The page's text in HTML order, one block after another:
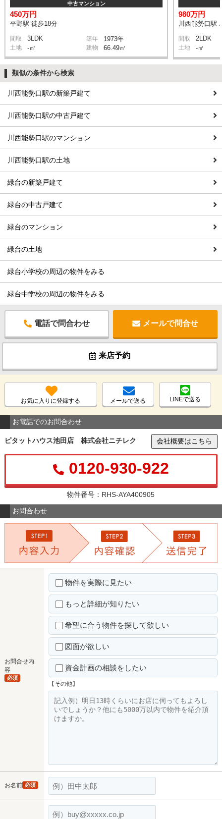
中古マンション
450万円
平野駅 徒歩18分
間取 3LDK 築年 1973年
土地 -㎡ 建物 66.49㎡
980万円
川西能勢口駅
間取 2LDK
土地 -㎡
類似の条件から検索
川西能勢口駅の新築戸建て
川西能勢口駅の中古戸建て
川西能勢口駅のマンション
川西能勢口駅の土地
緑台の新築戸建て
緑台の中古戸建て
緑台のマンション
緑台の土地
緑台小学校の周辺の物件をみる
緑台中学校の周辺の物件をみる
電話で問合わせ メールで問合せ
来店予約
お気に入りに登録する メールで送る LINEで送る
お電話でのお問合わせ
ピタットハウス池田店 株式会社ニチレク 会社概要はこちら
0120-930-922
物件番号：RHS-AYA400905
お問合わせ
お問合せ内
容
必須
物件を実際に見たい
もっと詳細が知りたい
希望に合う物件を探して欲しい
図面が欲しい
資金計画の相談をしたい
【その他】
お名前 必須